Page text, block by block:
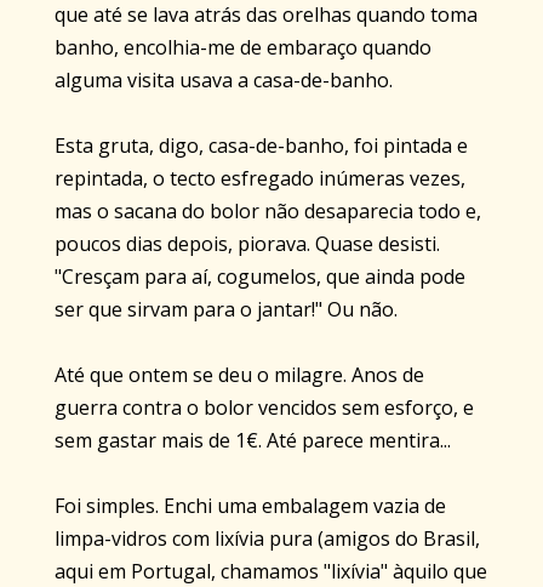
que até se lava atrás das orelhas quando toma
banho, encolhia-me de embaraço quando
alguma visita usava a casa-de-banho.
Esta gruta, digo, casa-de-banho, foi pintada e
repintada, o tecto esfregado inúmeras vezes,
mas o sacana do bolor não desaparecia todo e,
poucos dias depois, piorava. Quase desisti.
"Cresçam para aí, cogumelos, que ainda pode
ser que sirvam para o jantar!" Ou não.
Até que ontem se deu o milagre. Anos de
guerra contra o bolor vencidos sem esforço, e
sem gastar mais de 1€. Até parece mentira...
Foi simples. Enchi uma embalagem vazia de
limpa-vidros com lixívia pura (amigos do Brasil,
aqui em Portugal, chamamos "lixívia" àquilo que